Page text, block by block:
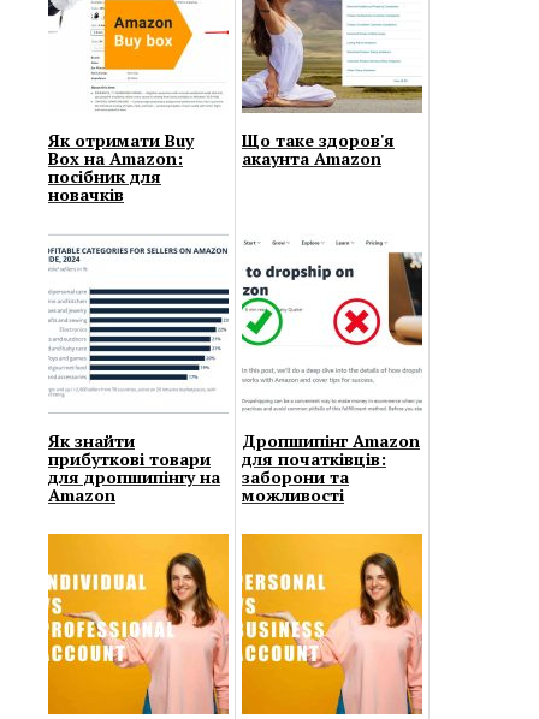
Як отримати Buy
Box на Amazon:
посібник для
новачків
Що таке здоров'я
акаунта Amazon
Як знайти
прибуткові товари
для дропшипінгу на
Amazon
Дропшипінг Amazon
для початківців:
заборони та
можливості